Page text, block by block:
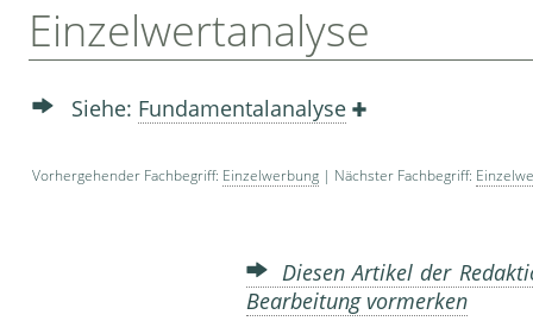
Einzelwertanalyse
Siehe: Fundamentalanalyse
Vorhergehender Fachbegriff: Einzelwerbung | Nächster Fachbegriff:
Diesen Artikel der
Bearbeitung vormerken